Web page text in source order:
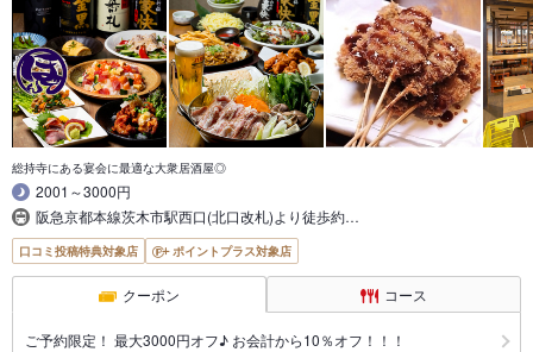
総持寺にある宴会に最適な大衆居酒屋◎
2001～3000円
阪急京都本線茨木市駅西口(北口改札)より徒歩約…
口コミ投稿特典対象店 ポイントプラス対象店
クーポン コース
ご予約限定！ 最大3000円オフ♪ お会計から10％オフ！！！